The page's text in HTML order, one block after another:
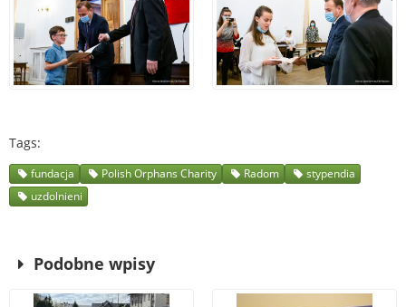
Tags
fundacja Polish Orphans Charity Radom
stypendia
uzdolnieni
Podobne wpisy